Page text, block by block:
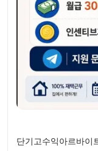
단기고수익아르바이